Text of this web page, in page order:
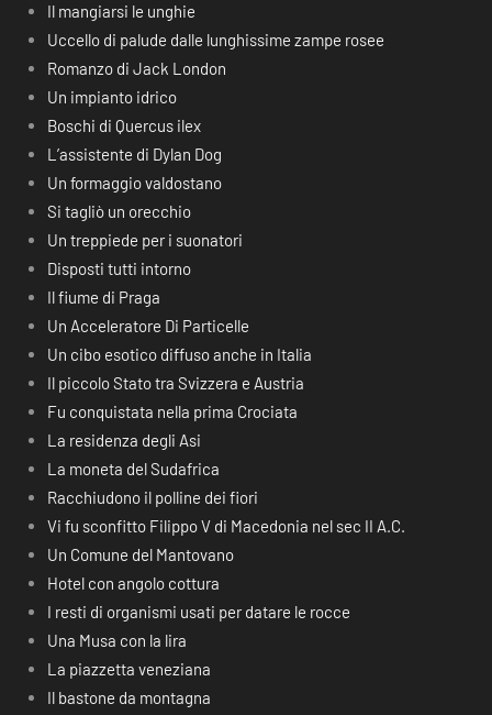
Il mangiarsi le unghie
Uccello di palude dalle lunghissime zampe rosee
Romanzo di Jack London
Un impianto idrico
Boschi di Quercus ilex
L’assistente di Dylan Dog
Un formaggio valdostano
Si tagliò un orecchio
Un treppiede per i suonatori
Disposti tutti intorno
Il fiume di Praga
Un Acceleratore Di Particelle
Un cibo esotico diffuso anche in Italia
Il piccolo Stato tra Svizzera e Austria
Fu conquistata nella prima Crociata
La residenza degli Asi
La moneta del Sudafrica
Racchiudono il polline dei fiori
Vi fu sconfitto Filippo V di Macedonia nel sec II A.C.
Un Comune del Mantovano
Hotel con angolo cottura
I resti di organismi usati per datare le rocce
Una Musa con la lira
La piazzetta veneziana
Il bastone da montagna